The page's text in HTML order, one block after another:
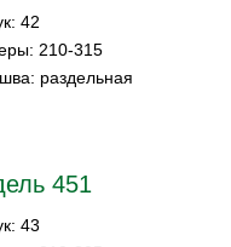
42
210-315
раздельная
451
43